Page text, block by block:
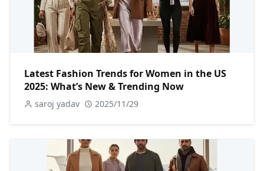
Latest Fashion Trends for Women in the US
2025: What’s New & Trending Now
saroj yadav 2025/11/29